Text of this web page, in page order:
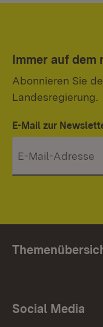
Immer auf dem
Abonnieren Sie
Landesregierung.
E-Mail zur
Social Media